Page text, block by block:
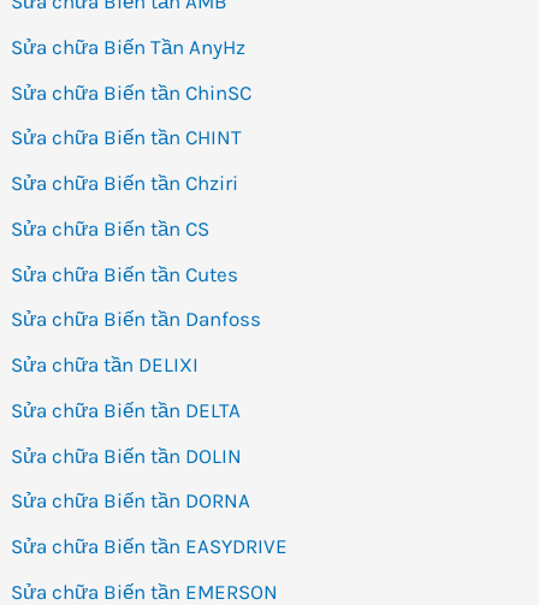
Sửa chữa Biến Tần AnyHz
Sửa chữa Biến tần ChinSC
Sửa chữa Biến tần CHINT
Sửa chữa Biến tần Chziri
Sửa chữa Biến tần CS
Sửa chữa Biến tần Cutes
Sửa chữa Biến tần Danfoss
Sửa chữa tần DELIXI
Sửa chữa Biến tần DELTA
Sửa chữa Biến tần DOLIN
Sửa chữa Biến tần DORNA
Sửa chữa Biến tần EASYDRIVE
Sửa chữa Biến tần EMERSON